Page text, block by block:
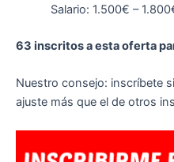
Salario: 1.500€ –
63 inscritos a esta oferta
Nuestro consejo: inscríbete
ajuste más que el de otros